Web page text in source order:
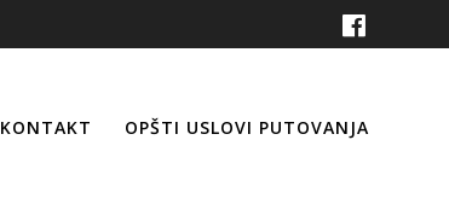
KONTAKT OPŠTI USLOVI PUTOVANJA